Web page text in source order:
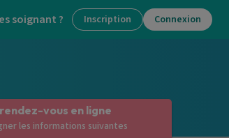
soignant ? Inscription Connexion
vous en ligne
les informations suivantes